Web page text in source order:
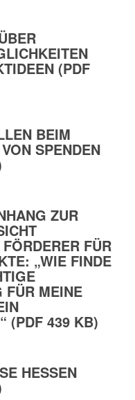
(PDF
BEIM
SPENDEN
ZUR
FÜR
„WIE FINDE
FÜR MEINE
(PDF 439 KB)
HESSEN